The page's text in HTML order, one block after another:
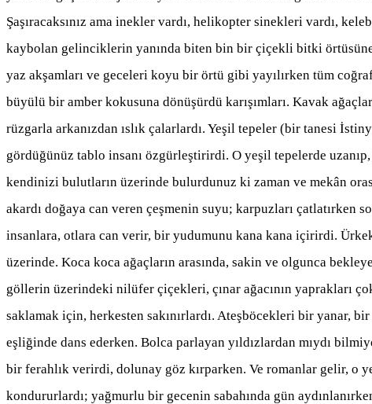
Şaşıracaksınız ama inekler vardı, helikopter sinekleri vardı,
kaybolan gelinciklerin yanında biten bin bir çiçekli bitki
yaz akşamları ve geceleri koyu bir örtü gibi yayılırken tüm
büyülü bir amber kokusuna dönüşürdü karışımları. Kavak
rüzgarla arkanızdan ıslık çalarlardı. Yeşil tepeler (bir tanesi
gördüğünüz tablo insanı özgürleştirirdi. O yeşil tepelerde
kendinizi bulutların üzerinde bulurdunuz ki zaman ve mekân
akardı doğaya can veren çeşmenin suyu; karpuzları çatlatırken
insanlara, otlara can verir, bir yudumunu kana kana içirirdi.
üzerinde. Koca koca ağaçların arasında, sakin ve olgunca
göllerin üzerindeki nilüfer çiçekleri, çınar ağacının yaprakları
saklamak için, herkesten sakınırlardı. Ateşböcekleri bir yanar,
eşliğinde dans ederken. Bolca parlayan yıldızlardan mıydı
bir ferahlık verirdi, dolunay göz kırparken. Ve romanlar gelir, o
kondururlardı; yağmurlu bir gecenin sabahında gün